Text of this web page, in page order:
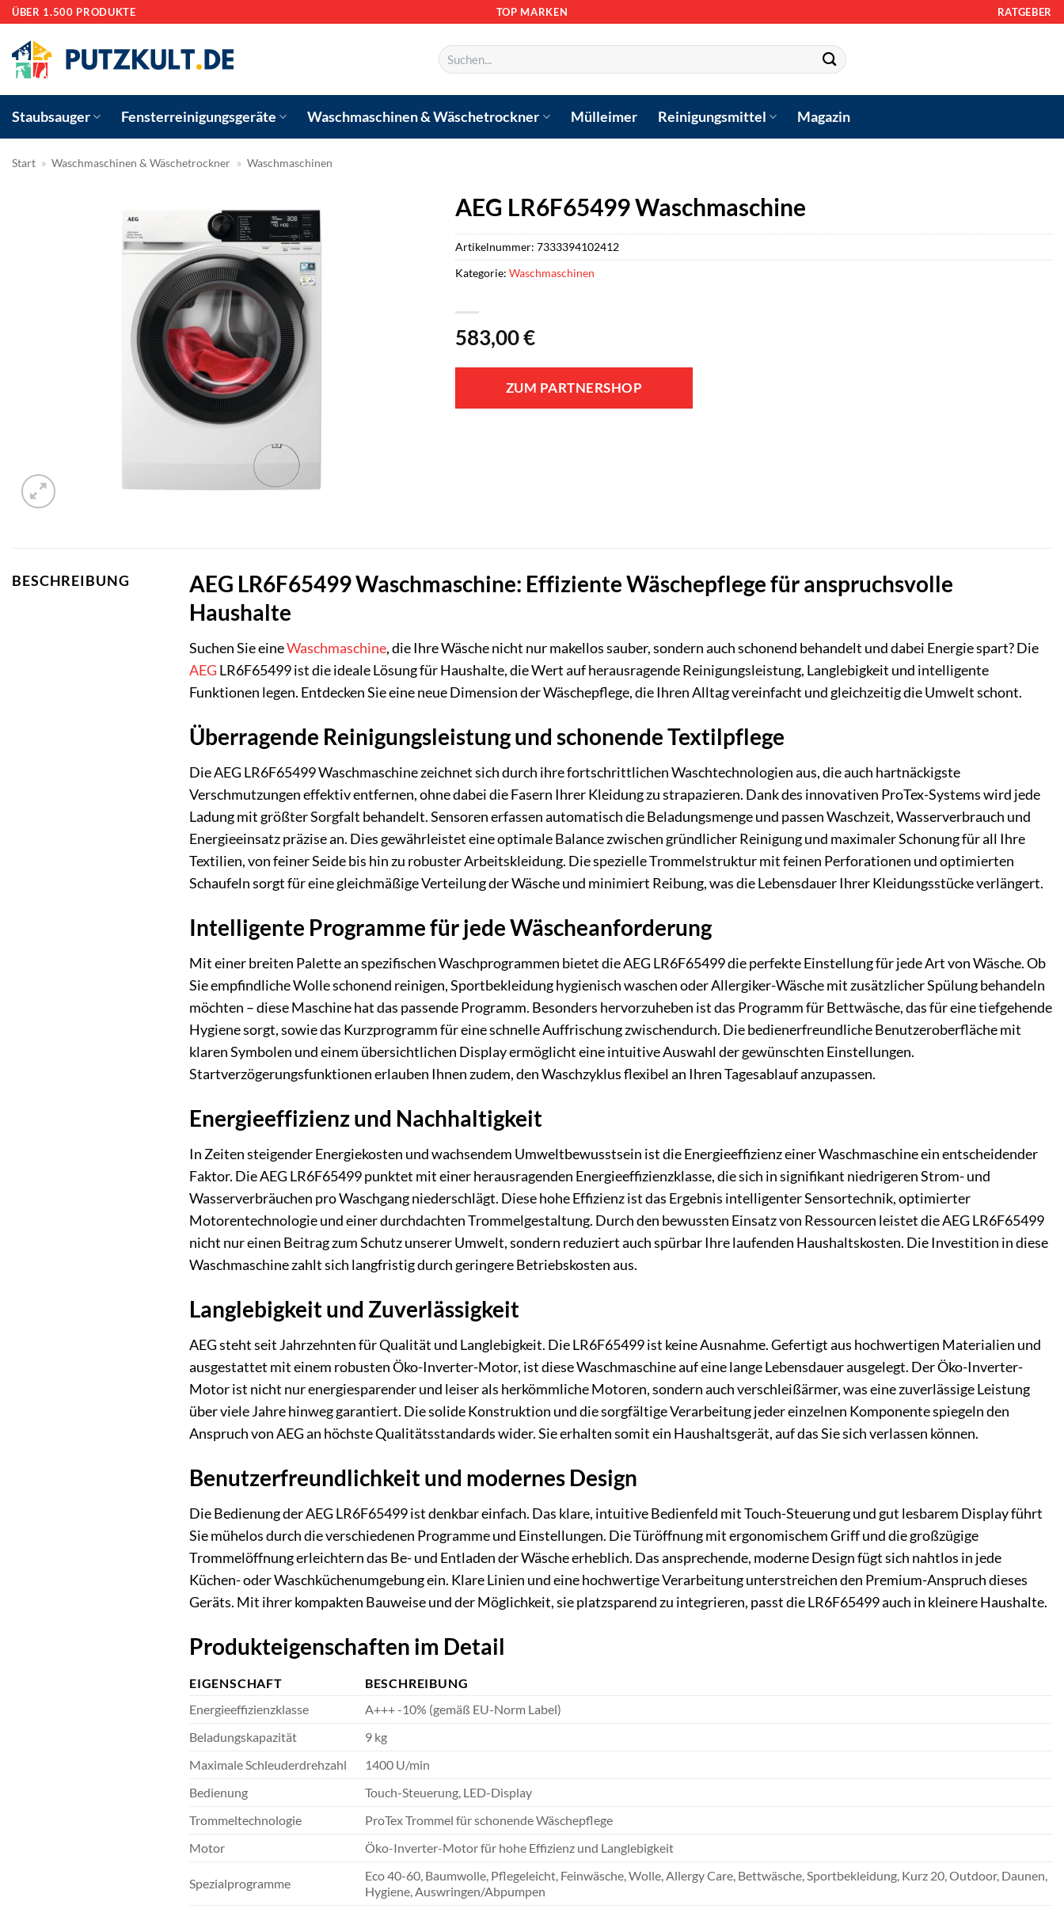
Zum
springen
ÜBER 1.500 PRODUKTE TOP MARKEN RATGEBER
Suchen
nach:
Staubsauger Fensterreinigungsgeräte Waschmaschinen & Wäschetrockner Mülleimer Reinigungsmittel Magazin
Start » Waschmaschinen & Wäschetrockner » Waschmaschinen
AEG LR6F65499 Waschmaschine
583,00€
ZUM PARTNERSHOP
Artikelnummer: 7333394102412
Kategorie: Waschmaschinen
BESCHREIBUNG
AEG LR6F65499 Waschmaschine: Effiziente Wäschepflege für anspruchsvolle
Haushalte
Suchen Sie eineWaschmaschine, die Ihre Wäsche nicht nur makellos sauber, sondern auch schonend behandelt und dabei Energie spart? Die
AEG LR6F65499 ist die ideale Lösung für Haushalte, die Wert auf herausragende Reinigungsleistung, Langlebigkeit und intelligente
Funktionen legen. Entdecken Sie eine neue Dimension der Wäschepflege, die Ihren Alltag vereinfacht und gleichzeitig die Umwelt schont.
Überragende Reinigungsleistung und schonende Textilpflege
Die AEG LR6F65499 Waschmaschine zeichnet sich durch ihre fortschrittlichen Waschtechnologien aus, die auch hartnäckigste
Verschmutzungen effektiv entfernen, ohne dabei die Fasern Ihrer Kleidung zu strapazieren. Dank des innovativen ProTex-Systems wird jede
Ladung mit größter Sorgfalt behandelt. Sensoren erfassen automatisch die Beladungsmenge und passen Waschzeit, Wasserverbrauch und
Energieeinsatz präzise an. Dies gewährleistet eine optimale Balance zwischen gründlicher Reinigung und maximaler Schonung für all Ihre
Textilien, von feiner Seide bis hin zu robuster Arbeitskleidung. Die spezielle Trommelstruktur mit feinen Perforationen und optimierten
Schaufeln sorgt für eine gleichmäßige Verteilung der Wäsche und minimiert Reibung, was die Lebensdauer Ihrer Kleidungsstücke verlängert.
Intelligente Programme für jede Wäscheanforderung
Mit einer breiten Palette an spezifischen Waschprogrammen bietet die AEG LR6F65499 die perfekte Einstellung für jede Art von Wäsche. Ob
Sie empfindliche Wolle schonend reinigen, Sportbekleidung hygienisch waschen oder Allergiker-Wäsche mit zusätzlicher Spülung behandeln
möchten – diese Maschine hat das passende Programm. Besonders hervorzuheben ist das Programm für Bettwäsche, das für eine tiefgehende
Hygiene sorgt, sowie das Kurzprogramm für eine schnelle Auffrischung zwischendurch. Die bedienerfreundliche Benutzeroberfläche mit
klaren Symbolen und einem übersichtlichen Display ermöglicht eine intuitive Auswahl der gewünschten Einstellungen.
Startverzögerungsfunktionen erlauben Ihnen zudem, den Waschzyklus flexibel an Ihren Tagesablauf anzupassen.
Energieeffizienz und Nachhaltigkeit
In Zeiten steigender Energiekosten und wachsendem Umweltbewusstsein ist die Energieeffizienz einer Waschmaschine ein entscheidender
Faktor. Die AEG LR6F65499 punktet mit einer herausragenden Energieeffizienzklasse, die sich in signifikant niedrigeren Strom- und
Wasserverbräuchen pro Waschgang niederschlägt. Diese hohe Effizienz ist das Ergebnis intelligenter Sensortechnik, optimierter
Motorentechnologie und einer durchdachten Trommelgestaltung. Durch den bewussten Einsatz von Ressourcen leistet die AEG LR6F65499
nicht nur einen Beitrag zum Schutz unserer Umwelt, sondern reduziert auch spürbar Ihre laufenden Haushaltskosten. Die Investition in diese
Waschmaschine zahlt sich langfristig durch geringere Betriebskosten aus.
Langlebigkeit und Zuverlässigkeit
AEG steht seit Jahrzehnten für Qualität und Langlebigkeit. Die LR6F65499 ist keine Ausnahme. Gefertigt aus hochwertigen Materialien und
ausgestattet mit einem robusten Öko-Inverter-Motor, ist diese Waschmaschine auf eine lange Lebensdauer ausgelegt. Der Öko-Inverter-
Motor ist nicht nur energiesparender und leiser als herkömmliche Motoren, sondern auch verschleißärmer, was eine zuverlässige Leistung
über viele Jahre hinweg garantiert. Die solide Konstruktion und die sorgfältige Verarbeitung jeder einzelnen Komponente spiegeln den
Anspruch von AEG an höchste Qualitätsstandards wider. Sie erhalten somit ein Haushaltsgerät, auf das Sie sich verlassen können.
Benutzerfreundlichkeit und modernes Design
Die Bedienung der AEG LR6F65499 ist denkbar einfach. Das klare, intuitive Bedienfeld mit Touch-Steuerung und gut lesbarem Display führt
Sie mühelos durch die verschiedenen Programme und Einstellungen. Die Türöffnung mit ergonomischem Griff und die großzügige
Trommelöffnung erleichtern das Be- und Entladen der Wäsche erheblich. Das ansprechende, moderne Design fügt sich nahtlos in jede
Küchen- oder Waschküchenumgebung ein. Klare Linien und eine hochwertige Verarbeitung unterstreichen den Premium-Anspruch dieses
Geräts. Mit ihrer kompakten Bauweise und der Möglichkeit, sie platzsparend zu integrieren, passt die LR6F65499 auch in kleinere Haushalte.
Produkteigenschaften im Detail
EIGENSCHAFT
BESCHREIBUNG
Energieeffizienzklasse
A+++ -10% (gemäß EU-Norm Label)
Beladungskapazität
9 kg
Maximale Schleuderdrehzahl
1400 U/min
Bedienung
Touch-Steuerung, LED-Display
Trommeltechnologie
ProTex Trommel für schonende Wäschepflege
Motor
Öko-Inverter-Motor für hohe Effizienz und Langlebigkeit
Spezialprogramme
Eco 40-60, Baumwolle, Pflegeleicht, Feinwäsche, Wolle, Allergy Care, Bettwäsche, Sportbekleidung, Kurz 20, Outdoor, Daunen,
Hygiene, Auswringen/Abpumpen